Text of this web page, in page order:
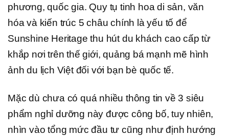
phương, quốc gia. Quy tụ tinh hoa di sản, văn
hóa và kiến trúc 5 châu chính là yếu tố để
Sunshine Heritage thu hút du khách cao cấp từ
khắp nơi trên thế giới, quảng bá mạnh mẽ hình
ảnh du lịch Việt đối với bạn bè quốc tế.
Mặc dù chưa có quá nhiều thông tin về 3 siêu
phẩm nghỉ dưỡng này được công bố, tuy nhiên,
nhìn vào tổng mức đầu tư cũng như định hướng